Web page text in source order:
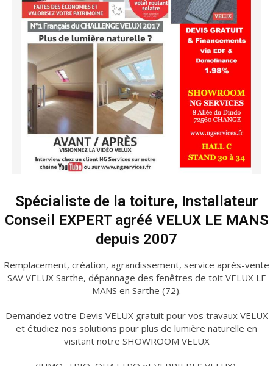
Spécialiste de la toiture, Installateur
Conseil EXPERT agréé VELUX LE MANS
depuis 2007
Remplacement, création, agrandissement, service après-vente
SAV VELUX Sarthe, dépannage des fenêtres de toit VELUX LE
MANS en Sarthe (72).
Demandez votre Devis VELUX gratuit pour vos travaux VELUX
et étudiez nos solutions pour plus de lumière naturelle en
visitant notre SHOWROOM VELUX